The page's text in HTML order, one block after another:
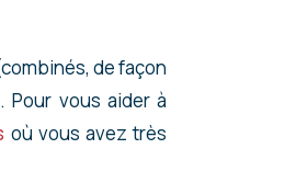
de façon
Pour vous aider à
où vous avez très